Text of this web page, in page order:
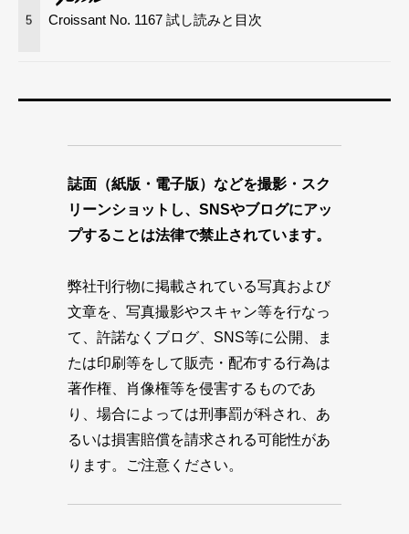
5 Croissant No. 1167 試し読みと目次
誌面（紙版・電子版）などを撮影・スク
リーンショットし、SNSやブログにアッ
プすることは法律で禁止されています。
弊社刊行物に掲載されている写真および
文章を、写真撮影やスキャン等を行なっ
て、許諾なくブログ、SNS等に公開、ま
たは印刷等をして販売・配布する行為は
著作権、肖像権等を侵害するものであ
り、場合によっては刑事罰が科され、あ
るいは損害賠償を請求される可能性があ
ります。ご注意ください。